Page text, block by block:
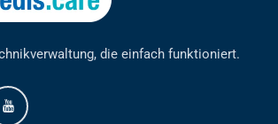
die einfach funktioniert.